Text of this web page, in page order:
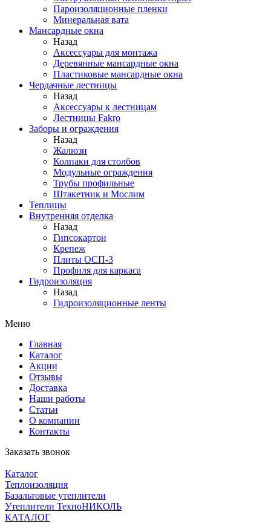
Пароизоляционные пленки
Минеральная вата
Мансардные окна
Назад
Аксессуары для монтажа
Деревянные мансардные окна
Пластиковые мансардные окна
Чердачные лестницы
Назад
Аксессуары к лестницам
Лестницы Fakro
Заборы и ограждения
Назад
Жалюзи
Колпаки для столбов
Модульные ограждения
Трубы профильные
Штакетник и Мослим
Теплицы
Внутренняя отделка
Назад
Гипсокартон
Крепеж
Плиты ОСП-3
Профиля для каркаса
Гидроизоляция
Назад
Гидроизоляционные ленты
Меню
Главная
Каталог
Акции
Отзывы
Доставка
Наши работы
Статьи
О компании
Контакты
Заказать звонок
Каталог
Теплоизоляция
Базальтовые утеплители
Утеплители ТехноНИКОЛЬ
КАТАЛОГ